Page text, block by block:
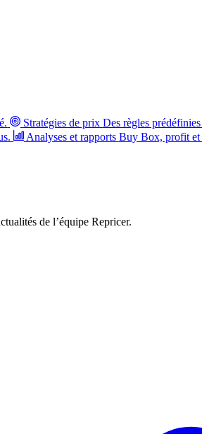
Stratégies de prix Des règles
Analyses et rapports Buy Box, profit et
de l’équipe Repricer.